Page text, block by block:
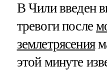
В Чили введен
тревоги после
землетрясения
этой минуте